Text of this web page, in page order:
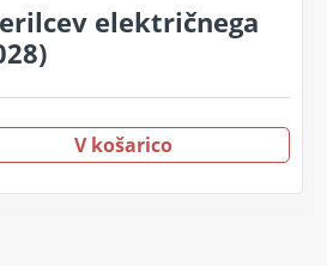
električnega
V košarico